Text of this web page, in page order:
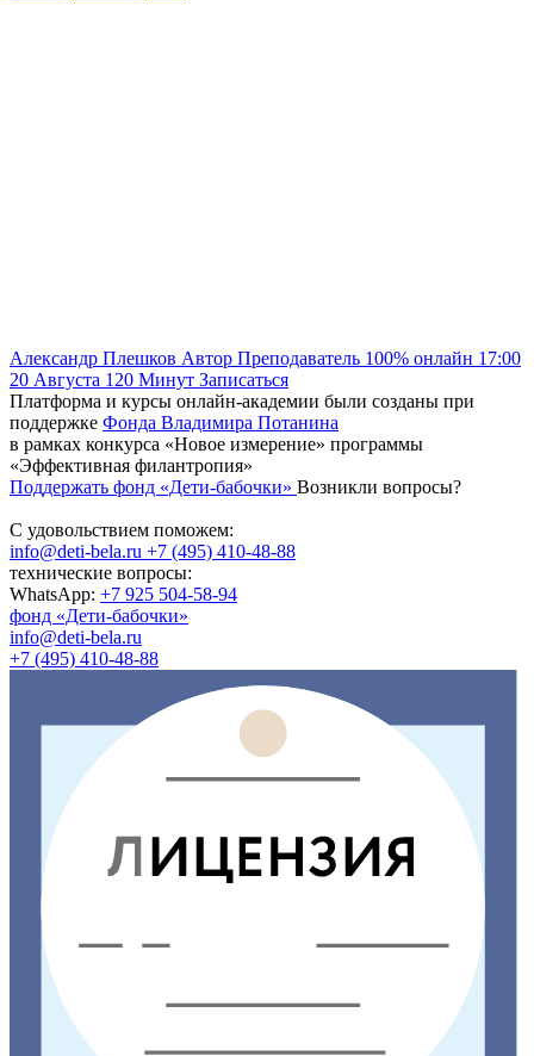
Александр Плешков Автор Преподаватель 100% онлайн 17:00
20 Августа 120 Минут Записаться
Платформа и курсы онлайн-академии были созданы при
поддержке Фонда Владимира Потанина
в рамках конкурса «Новое измерение» программы
«Эффективная филантропия»
Поддержать фонд «Дети-бабочки» Возникли вопросы?
С удовольствием поможем:
info@deti-bela.ru +7 (495) 410-48-88
технические вопросы:
WhatsApp: +7 925 504-58-94
фонд «Дети-бабочки»
info@deti-bela.ru
+7 (495) 410-48-88